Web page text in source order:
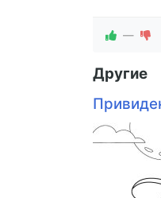
—
Другие